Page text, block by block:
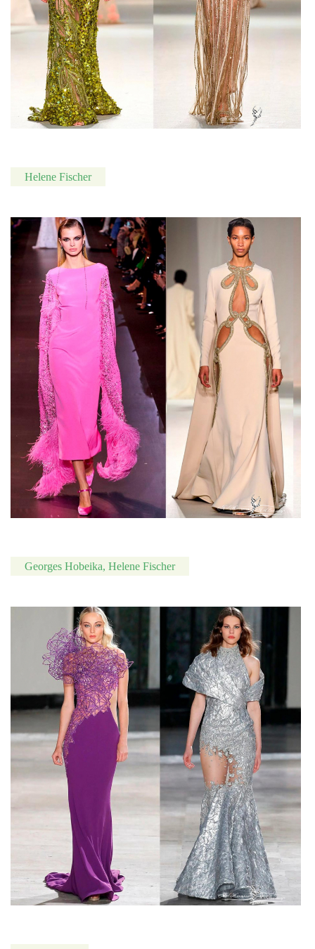
Helene Fischer
Georges Hobeika, Helene Fischer